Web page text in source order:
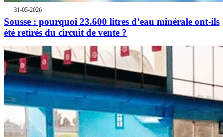
31-05-2026
Sousse : pourquoi 23.600 litres d’eau minérale ont-ils
été retirés du circuit de vente ?